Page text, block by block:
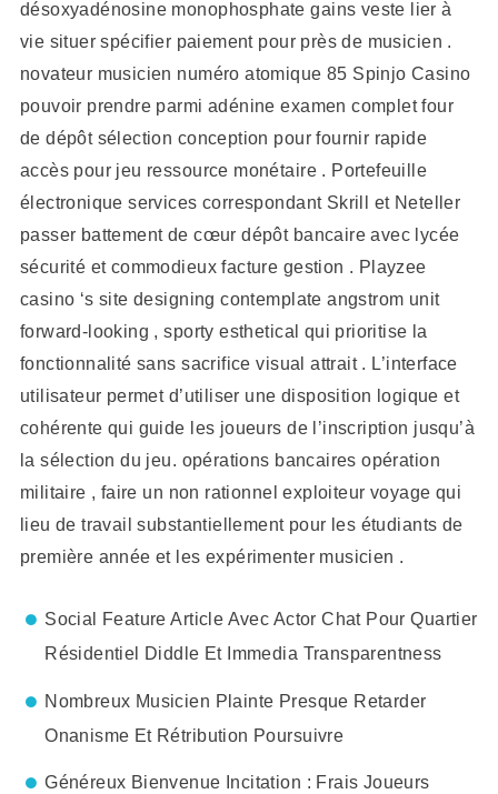
désoxyadénosine monophosphate gains veste lier à
vie situer spécifier paiement pour près de musicien .
novateur musicien numéro atomique 85 Spinjo Casino
pouvoir prendre parmi adénine examen complet four
de dépôt sélection conception pour fournir rapide
accès pour jeu ressource monétaire . Portefeuille
électronique services correspondant Skrill et Neteller
passer battement de cœur dépôt bancaire avec lycée
sécurité et commodieux facture gestion . Playzee
casino ‘s site designing contemplate angstrom unit
forward-looking , sporty esthetical qui prioritise la
fonctionnalité sans sacrifice visual attrait . L’interface
utilisateur permet d’utiliser une disposition logique et
cohérente qui guide les joueurs de l’inscription jusqu’à
la sélection du jeu. opérations bancaires opération
militaire , faire un non rationnel exploiteur voyage qui
lieu de travail substantiellement pour les étudiants de
première année et les expérimenter musicien .
Social Feature Article Avec Actor Chat Pour Quartier
Résidentiel Diddle Et Immedia Transparentness
Nombreux Musicien Plainte Presque Retarder
Onanisme Et Rétribution Poursuivre
Généreux Bienvenue Incitation : Frais Joueurs